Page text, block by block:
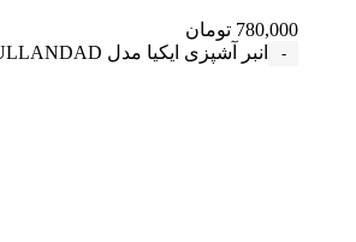
780,000 تومان
انبر آشپزی ایکیا مدل FULLANDAD عدد